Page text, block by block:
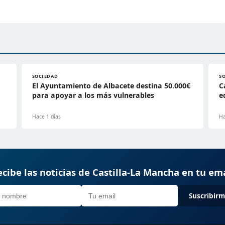
SOCIEDAD
El Ayuntamiento de Albacete destina 50.000€
para apoyar a los más vulnerables
Hace 1 días
las noticias de Castilla-La Mancha en tu